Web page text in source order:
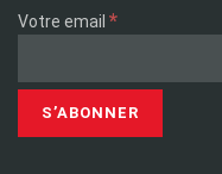
Votre email *